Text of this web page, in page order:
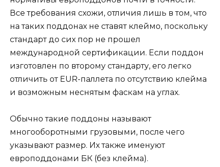
Все требования схожи, отличия лишь в том, что
на таких поддонах не ставят клеймо, поскольку
стандарт до сих пор не прошел
международной сертификации. Если поддон
изготовлен по второму стандарту, его легко
отличить от EUR-паллета по отсутствию клейма
и возможным неснятым фаскам на углах.
Обычно такие поддоны называют
многооборотными грузовыми, после чего
указывают размер. Их также именуют
европоддонами БК (без клейма).